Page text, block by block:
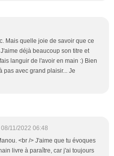
Mais quelle joie de savoir que ce
déjà beaucoup son titre et
languir de l'avoir en main :) Bien
pas avec grand plaisir... Je
08/11/2022 06:48
<br /> J'aime que tu évoques
livre à paraître, car j'ai toujours